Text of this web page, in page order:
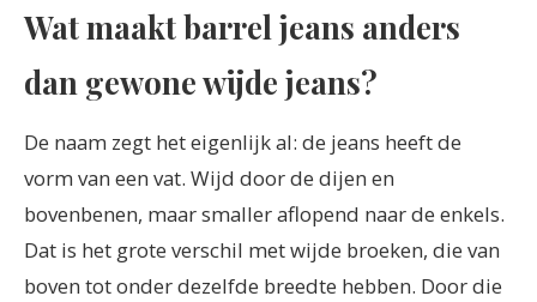
Wat maakt barrel jeans anders
dan gewone wijde jeans?
De naam zegt het eigenlijk al: de jeans heeft de
vorm van een vat. Wijd door de dijen en
bovenbenen, maar smaller aflopend naar de enkels.
Dat is het grote verschil met wijde broeken, die van
boven tot onder dezelfde breedte hebben. Door die